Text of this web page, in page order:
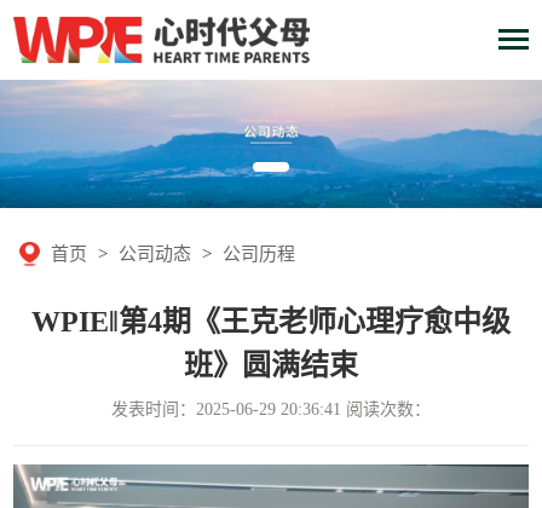
首页 > 公司动态 > 公司历程
WPIE‖第4期《王克老师心理疗愈中级
班》圆满结束
发表时间：2025-06-29 20:36:41 阅读次数：